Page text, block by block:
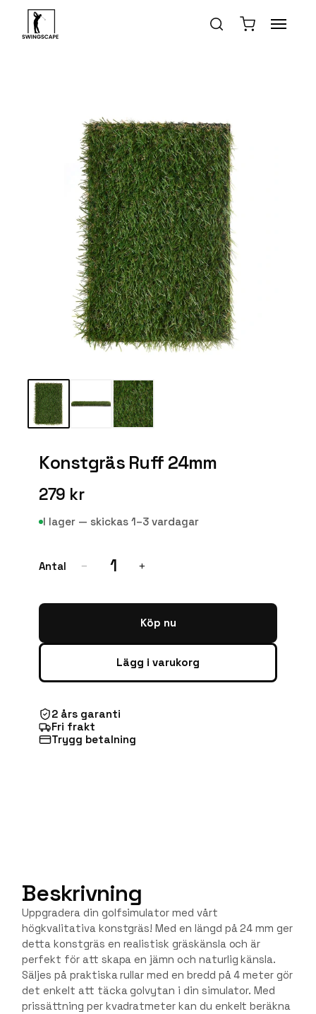
Konstgräs Ruff 24mm
279 kr
I lager — skickas 1–3 vardagar
Antal − 1 +
Köp nu
Lägg i varukorg
2 års garanti
Fri frakt
Trygg betalning
Beskrivning
Uppgradera din golfsimulator med vårt
högkvalitativa konstgräs! Med en längd på 24 mm ger
detta konstgräs en realistisk gräskänsla och är
perfekt för att skapa en jämn och naturlig känsla.
Säljes på praktiska rullar med en bredd på 4 meter gör
det enkelt att täcka golvytan i din simulator. Med
prissättning per kvadratmeter kan du enkelt beräkna